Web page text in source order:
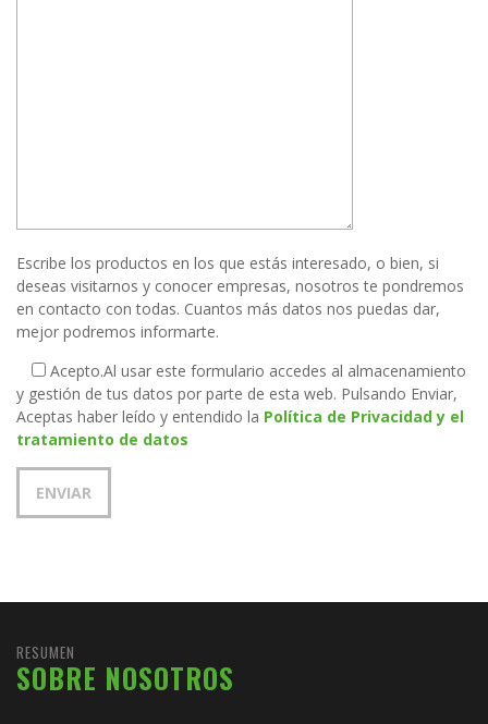
Escribe los productos en los que estás interesado, o bien, si
deseas visitarnos y conocer empresas, nosotros te pondremos
en contacto con todas. Cuantos más datos nos puedas dar,
mejor podremos informarte.
Acepto.Al usar este formulario accedes al almacenamiento
y gestión de tus datos por parte de esta web. Pulsando Enviar,
Aceptas haber leído y entendido la Política de Privacidad y el
tratamiento de datos
RESUMEN
SOBRE NOSOTROS